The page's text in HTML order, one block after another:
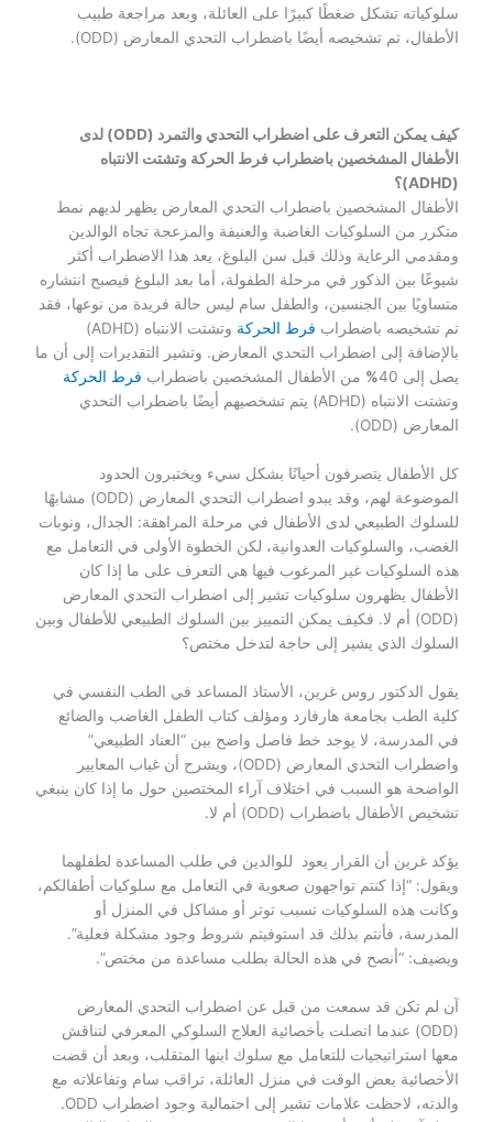
سلوكياته تشكل ضغطًا كبيرًا على العائلة، وبعد مراجعة طبيب
الأطفال، تم تشخيصه أيضًا باضطراب التحدي المعارض (ODD).
كيف يمكن التعرف على اضطراب التحدي والتمرد (ODD) لدى
الأطفال المشخصين باضطراب فرط الحركة وتشتت الانتباه
(ADHD)؟
الأطفال المشخصين باضطراب التحدي المعارض يظهر لديهم نمط
متكرر من السلوكيات الغاضبة والعنيفة والمزعجة تجاه الوالدين
ومقدمي الرعاية وذلك قبل سن البلوغ، يعد هذا الاضطراب أكثر
شيوعًا بين الذكور في مرحلة الطفولة، أما بعد البلوغ فيصبح انتشاره
متساويًا بين الجنسين، والطفل سام ليس حالة فريدة من نوعها، فقد
تم تشخيصه باضطراب فرط الحركة
وتشتت الانتباه (ADHD)
بالإضافة إلى اضطراب التحدي المعارض. وتشير التقديرات إلى أن ما
يصل إلى 40
% من الأطفال المشخصين باضطراب فرط الحركة
وتشتت الانتباه (ADHD) يتم تشخصيهم أيضًا باضطراب التحدي
المعارض (ODD).
كل الأطفال يتصرفون أحيانًا بشكل سيء ويختبرون الحدود
الموضوعة لهم، وقد يبدو اضطراب التحدي المعارض (ODD) مشابهًا
للسلوك الطبيعي لدى الأطفال في مرحلة المراهقة: الجدال، ونوبات
الغضب، والسلوكيات العدوانية، لكن الخطوة الأولى في التعامل مع
هذه السلوكيات غير المرغوب فيها هي التعرف على ما إذا كان
الأطفال يظهرون سلوكيات تشير إلى اضطراب التحدي المعارض
(ODD) أم لا. فكيف يمكن التمييز بين السلوك الطبيعي للأطفال وبين
السلوك الذي يشير إلى حاجة لتدخل مختص؟
يقول الدكتور روس غرين، الأستاذ المساعد في الطب النفسي في
كلية الطب بجامعة هارفارد ومؤلف كتاب الطفل الغاضب والضائع
في المدرسة، لا يوجد خط فاصل واضح بين “العناد الطبيعي”
واضطراب التحدي المعارض (ODD)، ويشرح أن غياب المعايير
الواضحة هو السبب في اختلاف آراء المختصين حول ما إذا كان ينبغي
تشخيص الأطفال باضطراب (ODD) أم لا.
يؤكد غرين أن القرار يعود للوالدين في طلب المساعدة لطفلهما
ويقول: “إذا كنتم تواجهون صعوبة في التعامل مع سلوكيات أطفالكم،
وكانت هذه السلوكيات تسبب توتر أو مشاكل في المنزل أو
المدرسة، فأنتم بذلك قد استوفيتم شروط وجود مشكلة فعلية”.
ويضيف: “أنصح في هذه الحالة بطلب مساعدة من مختص”.
آن لم تكن قد سمعت من قبل عن اضطراب التحدي المعارض
(ODD) عندما اتصلت بأخصائية العلاج السلوكي المعرفي لتناقش
معها استراتيجيات للتعامل مع سلوك ابنها المتقلب، وبعد أن قضت
الأخصائية بعض الوقت في منزل العائلة، تراقب سام وتفاعلاته مع
والدته، لاحظت علامات تشير إلى احتمالية وجود اضطراب ODD.